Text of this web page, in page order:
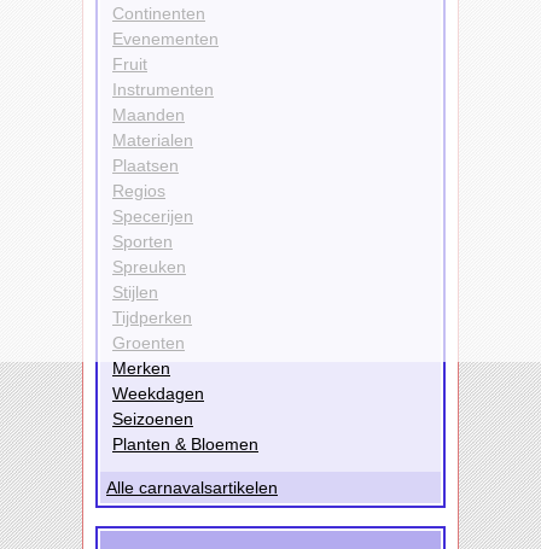
Continenten
Evenementen
Fruit
Instrumenten
Maanden
Materialen
Plaatsen
Regios
Specerijen
Sporten
Spreuken
Stijlen
Tijdperken
Groenten
Merken
Weekdagen
Seizoenen
Planten & Bloemen
Alle carnavalsartikelen